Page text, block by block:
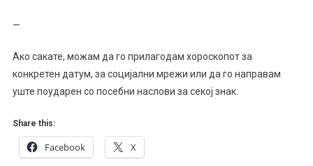
—
Ако сакате, можам да го прилагодам хороскопот за
конкретен датум, за социјални мрежи или да го направам
уште поударен со посебни наслови за секој знак.
Share this:
Facebook X